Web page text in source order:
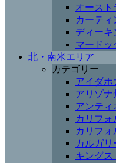
オースト
カーティ
ディーキ
マードッ
北・南米エリア
カテゴリー
アイダホ
アリゾナ
アンティ
カリフ
カリフ
カルガリ
キングス